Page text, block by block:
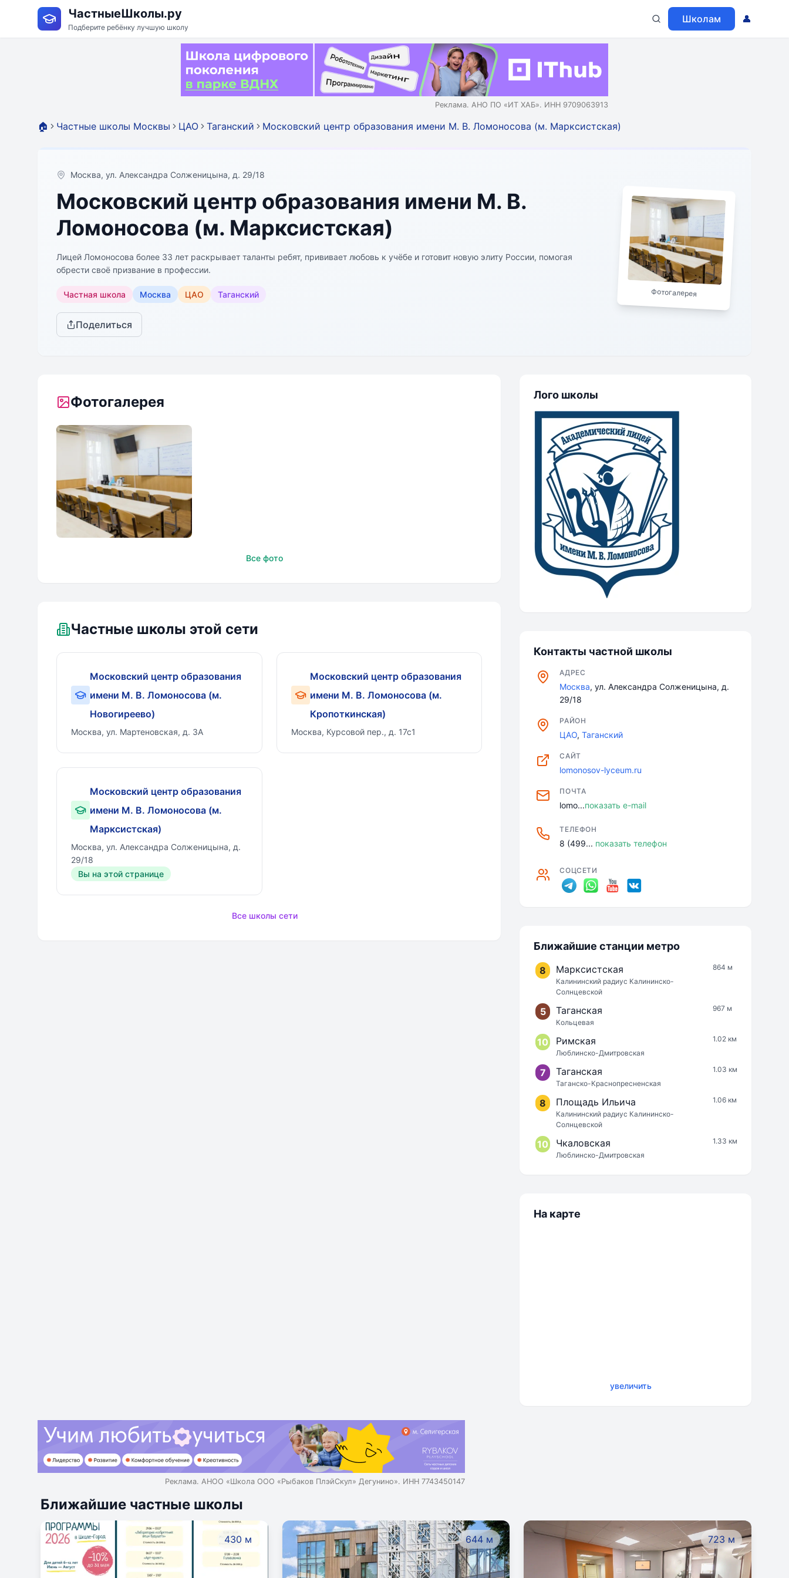
ЧастныеШколы.ру
Подберите ребёнку лучшую школу
Школам 👤
Реклама. АНО ПО «ИТ ХАБ». ИНН 9709063913
🏠 Частные школы Москвы ЦАО Таганский Московский центр образования имени М. В. Ломоносова (м. Марксистская)
Москва, ул. Александра Солженицына, д. 29/18
Московский центр образования имени М. В.
Ломоносова (м. Марксистская)
Лицей Ломоносова более 33 лет раскрывает таланты ребят, прививает любовь к учёбе и готовит новую элиту России, помогая
обрести своё призвание в профессии.
Частная школа Москва ЦАО Таганский
Поделиться
Фотогалерея
Фотогалерея
Все фото
Частные школы этой сети
Московский центр образования
имени М. В. Ломоносова (м.
Новогиреево)
Москва, ул. Мартеновская, д. 3А
Московский центр образования
имени М. В. Ломоносова (м.
Кропоткинская)
Москва, Курсовой пер., д. 17с1
Московский центр образования
имени М. В. Ломоносова (м.
Марксистская)
Москва, ул. Александра Солженицына, д.
29/18
Вы на этой странице
Все школы сети
Лого школы
Контакты частной школы
АДРЕС
Москва, ул. Александра Солженицына, д.
29/18
РАЙОН
ЦАО,Таганский
САЙТ
lomonosov-lyceum.ru
ПОЧТА
lomo...показать e-mail
ТЕЛЕФОН
8 (499... показать телефон
СОЦСЕТИ
Ближайшие станции метро
8 Марксистская
Калининский радиус Калининско-
Солнцевской
864 м
5 Таганская
Кольцевая
967 м
10 Римская
Люблинско-Дмитровская
1.02 км
7 Таганская
Таганско-Краснопресненская
1.03 км
8 Площадь Ильича
Калининский радиус Калининско-
Солнцевской
1.06 км
10 Чкаловская
Люблинско-Дмитровская
1.33 км
На карте
увеличить
Реклама. АНОО «Школа ООО «Рыбаков ПлэйСкул» Дегунино». ИНН 7743450147
Ближайшие частные школы
430 м 644 м 723 м